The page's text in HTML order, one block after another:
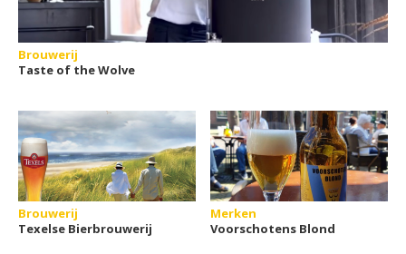
Brouwerij
Taste of the Wolve
Brouwerij
Texelse Bierbrouwerij
Merken
Voorschotens Blond